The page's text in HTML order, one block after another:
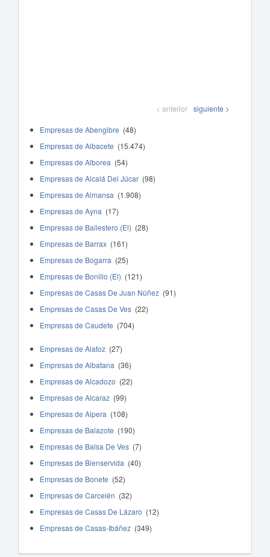
< anterior siguiente >
Empresas de Abengibre (48)
Empresas de Albacete (15.474)
Empresas de Alborea (54)
Empresas de Alcalá Del Júcar (98)
Empresas de Almansa (1.908)
Empresas de Ayna (17)
Empresas de Ballestero (El) (28)
Empresas de Barrax (161)
Empresas de Bogarra (25)
Empresas de Bonillo (El) (121)
Empresas de Casas De Juan Núñez (91)
Empresas de Casas De Ves (22)
Empresas de Caudete (704)
Empresas de Alatoz (27)
Empresas de Albatana (36)
Empresas de Alcadozo (22)
Empresas de Alcaraz (99)
Empresas de Alpera (108)
Empresas de Balazote (190)
Empresas de Balsa De Ves (7)
Empresas de Bienservida (40)
Empresas de Bonete (52)
Empresas de Carcelén (32)
Empresas de Casas De Lázaro (12)
Empresas de Casas-Ibáñez (349)